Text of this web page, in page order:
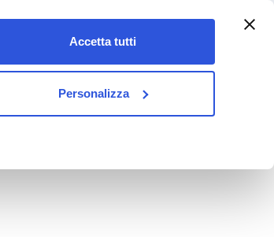
Accetta tutti
Personalizza
vet&pet